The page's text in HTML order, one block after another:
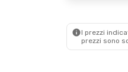
I prezzi
prezzi sono